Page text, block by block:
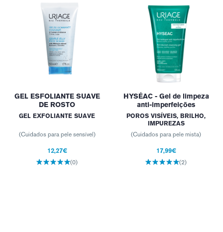
GEL ESFOLIANTE SUAVE
DE ROSTO
GEL EXFOLIANTE SUAVE
(Cuidados para pele sensível)
12,27€
(0)
HYSÉAC - Gel de limpeza
anti-imperfeições
POROS VISÍVEIS, BRILHO,
IMPUREZAS
(Cuidados para pele mista)
17,99€
(2)